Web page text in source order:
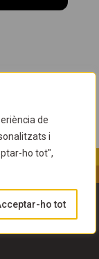
de
i
ho tot",
ho tot